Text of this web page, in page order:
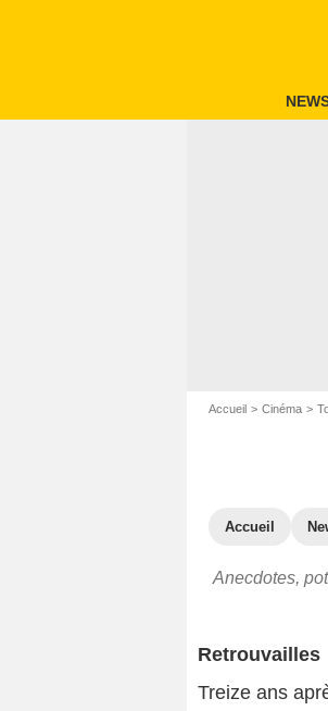
Accueil Cinéma
Accueil
Anecdotes,
Retrouvailles
Treize ans